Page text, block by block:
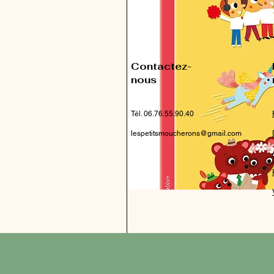
Contactez-
nous
Tél. 06.76.55.90.40
lespetitsmoucherons@gmail.com